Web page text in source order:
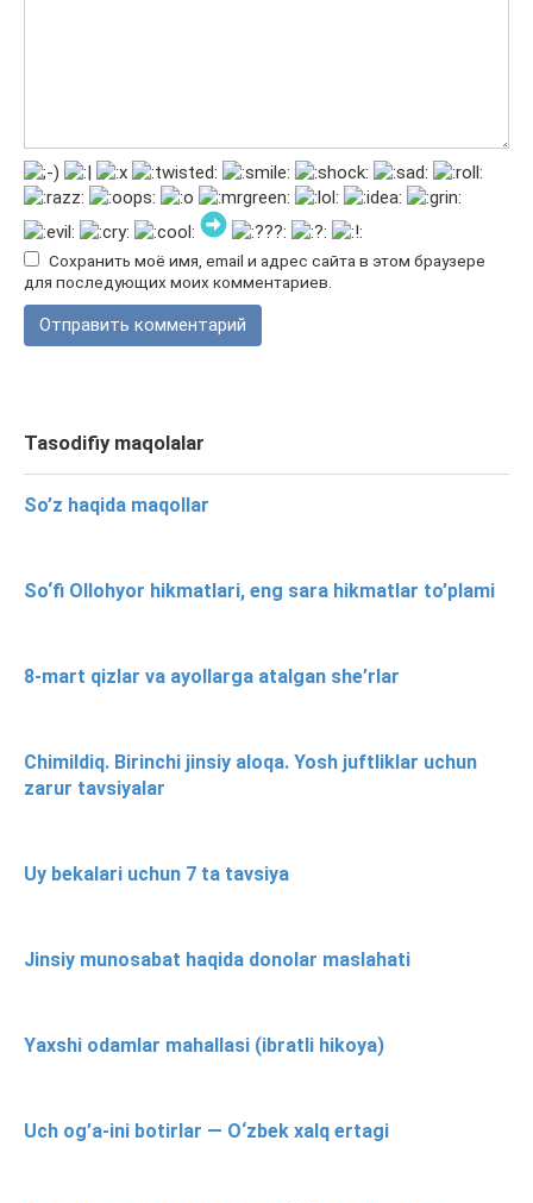
Сохранить моё имя, email и адрес сайта в этом браузере
для последующих моих комментариев.
Tasodifiy maqolalar
So’z haqida maqollar
So‘fi Ollohyor hikmatlari, eng sara hikmatlar to’plami
8-mart qizlar va ayollarga atalgan she’rlar
Chimildiq. Birinchi jinsiy aloqa. Yosh juftliklar uchun
zarur tavsiyalar
Uy bekalari uchun 7 ta tavsiya
Jinsiy munosabat haqida donolar maslahati
Yaxshi odamlar mahallasi (ibratli hikoya)
Uch og’a-ini botirlar — O‘zbek xalq ertagi